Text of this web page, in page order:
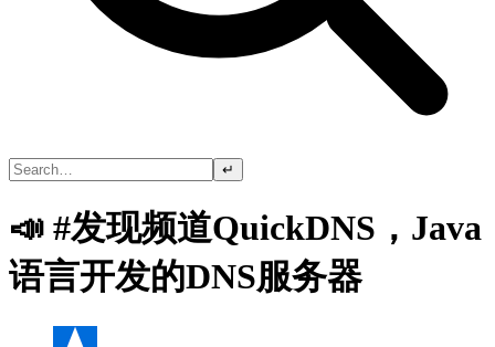
↵
📣 #发现频道QuickDNS，Java
语言开发的DNS服务器